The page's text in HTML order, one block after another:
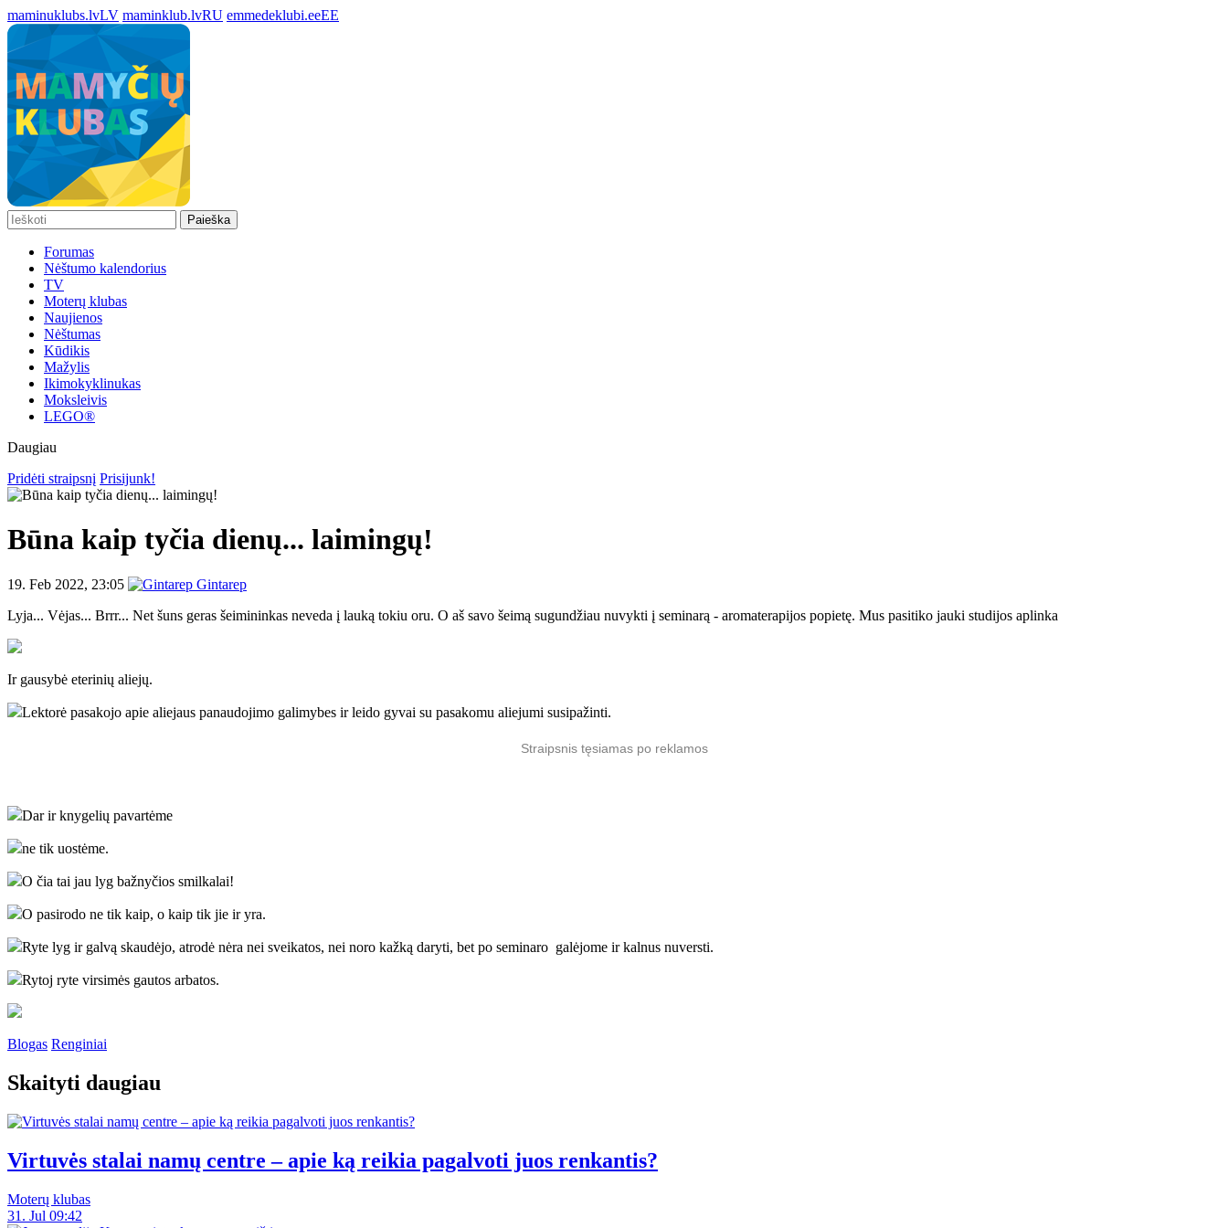
maminuklubs.lvLV maminklub.lvRU emmedeklubi.eeEE
Paieška
Forumas
Nėštumo kalendorius
TV
Moterų klubas
Naujienos
Nėštumas
Kūdikis
Mažylis
Ikimokyklinukas
Moksleivis
LEGO®
Daugiau
Pridėti straipsnį Prisijunk!
Būna kaip tyčia dienų... laimingų!
19. Feb 2022, 23:05
Gintarep
Lyja... Vėjas... Brrr... Net šuns geras šeimininkas neveda į lauką tokiu oru. O aš savo šeimą sugundžiau nuvykti į seminarą - aromaterapijos popietę. Mus pasitiko jauki studijos aplinka
Ir gausybė eterinių aliejų.
Lektorė pasakojo apie aliejaus panaudojimo galimybes ir leido gyvai su pasakomu aliejumi susipažinti.
Straipsnis tęsiamas po reklamos
Dar ir knygelių pavartėme
ne tik uostėme.
O čia tai jau lyg bažnyčios smilkalai!
O pasirodo ne tik kaip, o kaip tik jie ir yra.
Ryte lyg ir galvą skaudėjo, atrodė nėra nei sveikatos, nei noro kažką daryti, bet po seminaro galėjome ir kalnus nuversti.
Rytoj ryte virsimės gautos arbatos.
Blogas Renginiai
Skaityti daugiau
Virtuvės stalai namų centre – apie ką reikia pagalvoti juos renkantis?
Moterų klubas
31. Jul 09:42